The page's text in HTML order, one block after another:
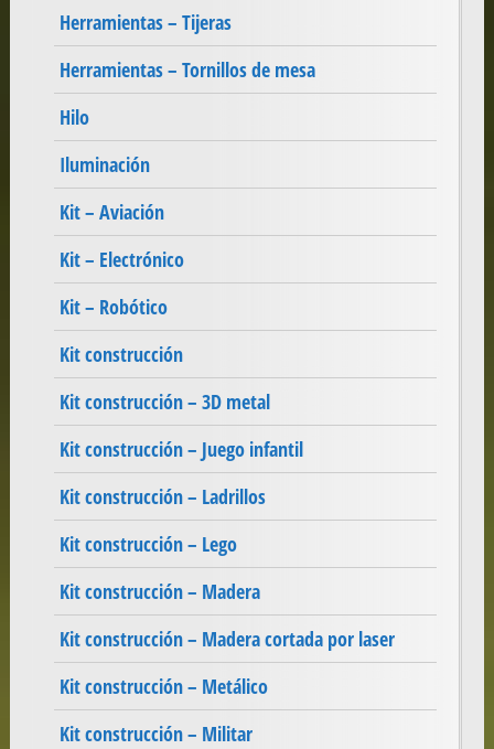
Herramientas – Tijeras
Herramientas – Tornillos de mesa
Hilo
Iluminación
Kit – Aviación
Kit – Electrónico
Kit – Robótico
Kit construcción
Kit construcción – 3D metal
Kit construcción – Juego infantil
Kit construcción – Ladrillos
Kit construcción – Lego
Kit construcción – Madera
Kit construcción – Madera cortada por laser
Kit construcción – Metálico
Kit construcción – Militar